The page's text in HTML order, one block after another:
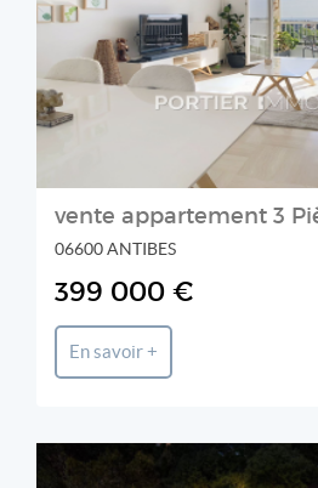
PORTIER
vente appartement 3
06600 ANTIBES
399 000 €
En savoir +